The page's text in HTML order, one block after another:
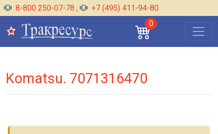
8-800 250-07-78 ,
+7 (495) 411-94-80
0
Komatsu. 7071316470